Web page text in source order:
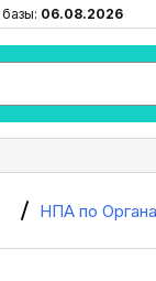
06.08.2026
НПА по